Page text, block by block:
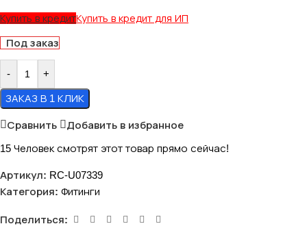
Купить в кредитКупить в кредит для ИП
Под заказ
- +
ЗАКАЗ В 1 КЛИК
Сравнить Добавить в избранное
15 Человек смотрят этот товар прямо сейчас!
Артикул: RC-U07339
Категория: Фитинги
Поделиться: